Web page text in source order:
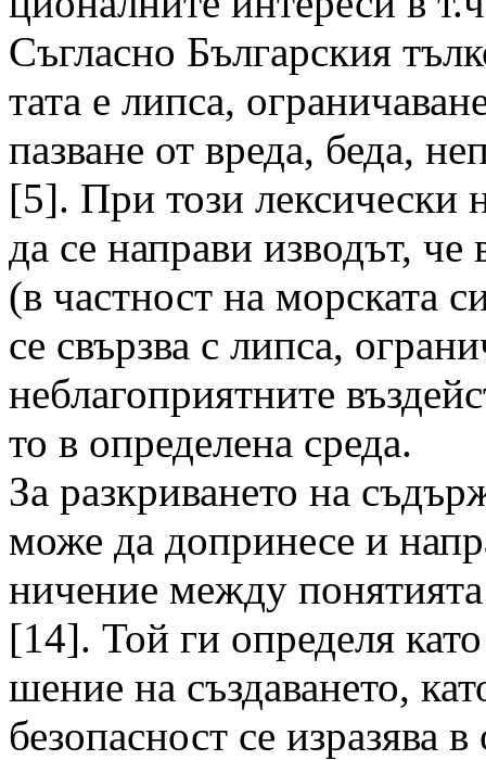
Съгласно Българския
тата е липса,
пазване от вреда, беда,
[5]. При този лексически
да се направи изводът, че
(в частност на морската
се свързва с липса,
неблагоприятните
то в определена среда.
За разкриването на
може да допринесе и
ничение между
[14]. Той ги определя
шение на създаването,
безопасност се изразява